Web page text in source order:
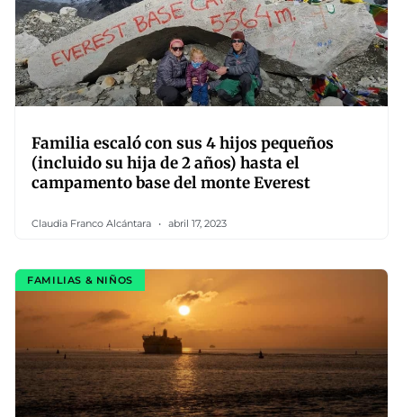
Familia escaló con sus 4 hijos pequeños
(incluido su hija de 2 años) hasta el
campamento base del monte Everest
Claudia Franco Alcántara abril 17, 2023
FAMILIAS & NIÑOS